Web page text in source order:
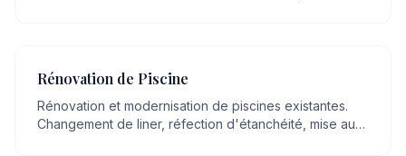
Rénovation de Piscine
Rénovation et modernisation de piscines existantes.
Changement de liner, réfection d'étanchéité, mise aux